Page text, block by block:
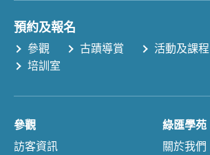
預約及報名
參觀 古蹟導賞 活動及課程
培訓室
參觀
訪客資訊
綠匯學苑
關於我們